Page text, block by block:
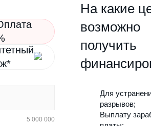
На какие
возможно
получить
Для
разрывов;
Выплату
*
5 000 000